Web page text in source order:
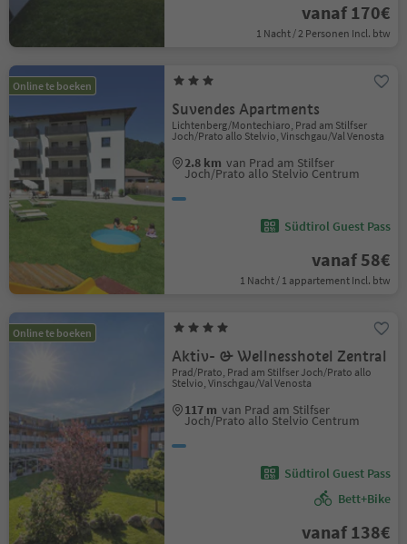
vanaf 170€
1 Nacht / 2 Personen Incl. btw
Online te boeken
Suvendes Apartments
Lichtenberg/Montechiaro, Prad am Stilfser
Joch/Prato allo Stelvio, Vinschgau/Val Venosta
2.8 km van Prad am Stilfser
Joch/Prato allo Stelvio Centrum
Südtirol Guest Pass
vanaf 58€
1 Nacht / 1 appartement Incl. btw
Online te boeken
Aktiv- & Wellnesshotel Zentral
Prad/Prato, Prad am Stilfser Joch/Prato allo
Stelvio, Vinschgau/Val Venosta
117 m van Prad am Stilfser
Joch/Prato allo Stelvio Centrum
Südtirol Guest Pass
Bett+Bike
vanaf 138€